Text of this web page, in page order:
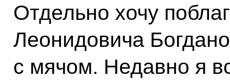
Отдельно хочу
Леонидовича
с мячом. Недавно я